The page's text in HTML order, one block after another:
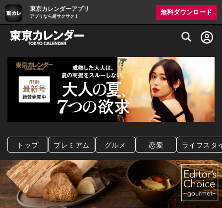
東京カレンダーアプリ
アプリなら超サクサク！
無料ダウンロード
グルメ情報・プレミアムレストラン予約
トップ プレミアム グルメ 恋愛 ライフスタ